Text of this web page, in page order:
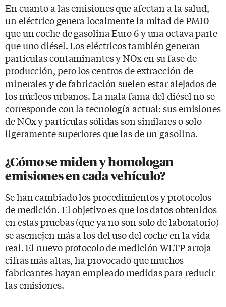
En cuanto a las emisiones que afectan a la salud,
un eléctrico genera localmente la mitad de PM10
que un coche de gasolina Euro 6 y una octava parte
que uno diésel. Los eléctricos también generan
partículas contaminantes y NOx en su fase de
producción, pero los centros de extracción de
minerales y de fabricación suelen estar alejados de
los núcleos urbanos. La mala fama del diésel no se
corresponde con la tecnología actual: sus emisiones
de NOx y partículas sólidas son similares o solo
ligeramente superiores que las de un gasolina.
¿Cómo se miden y homologan
emisiones en cada vehículo?
Se han cambiado los procedimientos y protocolos
de medición. El objetivo es que los datos obtenidos
en estas pruebas (que ya no son solo de laboratorio)
se asemejen más a los del uso del coche en la vida
real. El nuevo protocolo de medición WLTP arroja
cifras más altas, ha provocado que muchos
fabricantes hayan empleado medidas para reducir
las emisiones.